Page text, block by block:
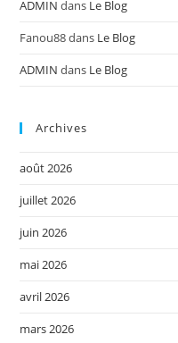
ADMIN dans Le Blog
Fanou88dans Le Blog
ADMIN dans Le Blog
Archives
août 2026
juillet 2026
juin 2026
mai 2026
avril 2026
mars 2026